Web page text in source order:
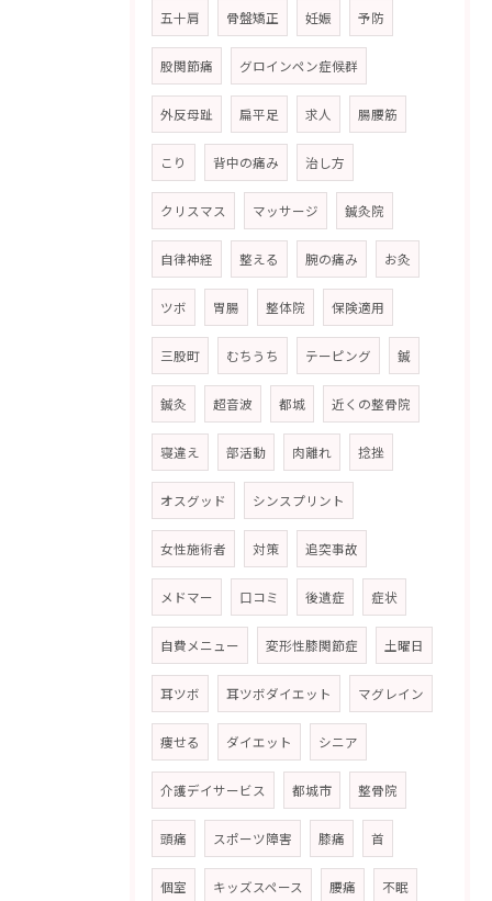
五十肩 骨盤矯正 妊娠 予防
股関節痛 グロインペン症候群
外反母趾 扁平足 求人 腸腰筋
こり 背中の痛み 治し方
クリスマス マッサージ 鍼灸院
自律神経 整える 腕の痛み お灸
ツボ 胃腸 整体院 保険適用
三股町 むちうち テーピング 鍼
鍼灸 超音波 都城 近くの整骨院
寝違え 部活動 肉離れ 捻挫
オスグッド シンスプリント
女性施術者 対策 追突事故
メドマー 口コミ 後遺症 症状
自費メニュー 変形性膝関節症 土曜日
耳ツボ 耳ツボダイエット マグレイン
痩せる ダイエット シニア
介護デイサービス 都城市 整骨院
頭痛 スポーツ障害 膝痛 首
個室 キッズスペース 腰痛 不眠